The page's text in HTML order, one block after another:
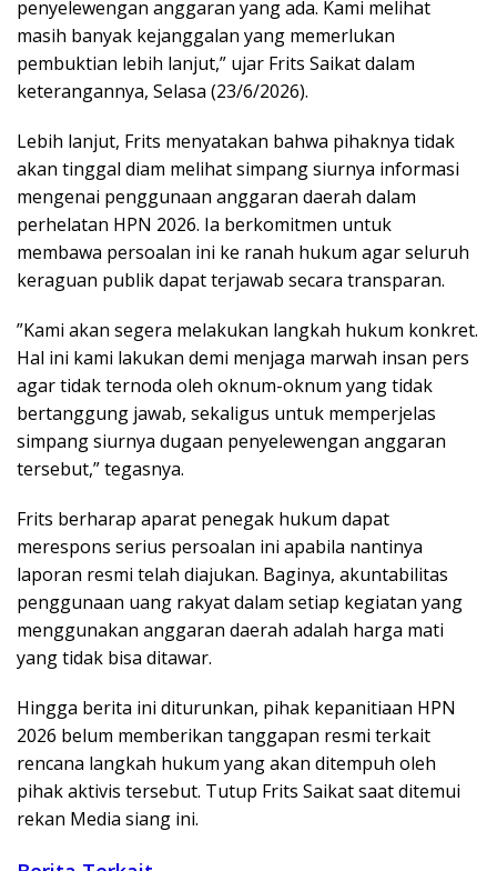
penyelewengan anggaran yang ada. Kami melihat
masih banyak kejanggalan yang memerlukan
pembuktian lebih lanjut,” ujar Frits Saikat dalam
keterangannya, Selasa (23/6/2026).
​Lebih lanjut, Frits menyatakan bahwa pihaknya tidak
akan tinggal diam melihat simpang siurnya informasi
mengenai penggunaan anggaran daerah dalam
perhelatan HPN 2026. Ia berkomitmen untuk
membawa persoalan ini ke ranah hukum agar seluruh
keraguan publik dapat terjawab secara transparan.
​”Kami akan segera melakukan langkah hukum konkret.
Hal ini kami lakukan demi menjaga marwah insan pers
agar tidak ternoda oleh oknum-oknum yang tidak
bertanggung jawab, sekaligus untuk memperjelas
simpang siurnya dugaan penyelewengan anggaran
tersebut,” tegasnya.
​Frits berharap aparat penegak hukum dapat
merespons serius persoalan ini apabila nantinya
laporan resmi telah diajukan. Baginya, akuntabilitas
penggunaan uang rakyat dalam setiap kegiatan yang
menggunakan anggaran daerah adalah harga mati
yang tidak bisa ditawar.
​Hingga berita ini diturunkan, pihak kepanitiaan HPN
2026 belum memberikan tanggapan resmi terkait
rencana langkah hukum yang akan ditempuh oleh
pihak aktivis tersebut. Tutup Frits Saikat saat ditemui
rekan Media siang ini.